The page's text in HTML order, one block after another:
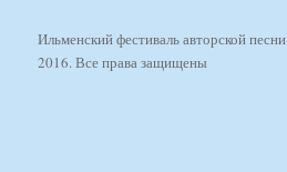
Ильменский фестиваль авторской песни
2016. Все права защищены